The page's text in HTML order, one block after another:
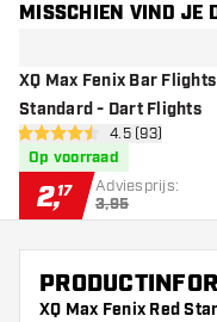
MISSCHIEN VIND JE
XQ Max Fenix Bar
Standard - Dart Flights
open reviews
4.5 score sterren4.5 (93)
Op voorraad
2,17 Adviesprijs:
3,95
XQ Max Fenix Red